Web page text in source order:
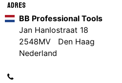
Adres
BB Professional Tools
Jan Hanlostraat 18
2548MV Den Haag
Nederland